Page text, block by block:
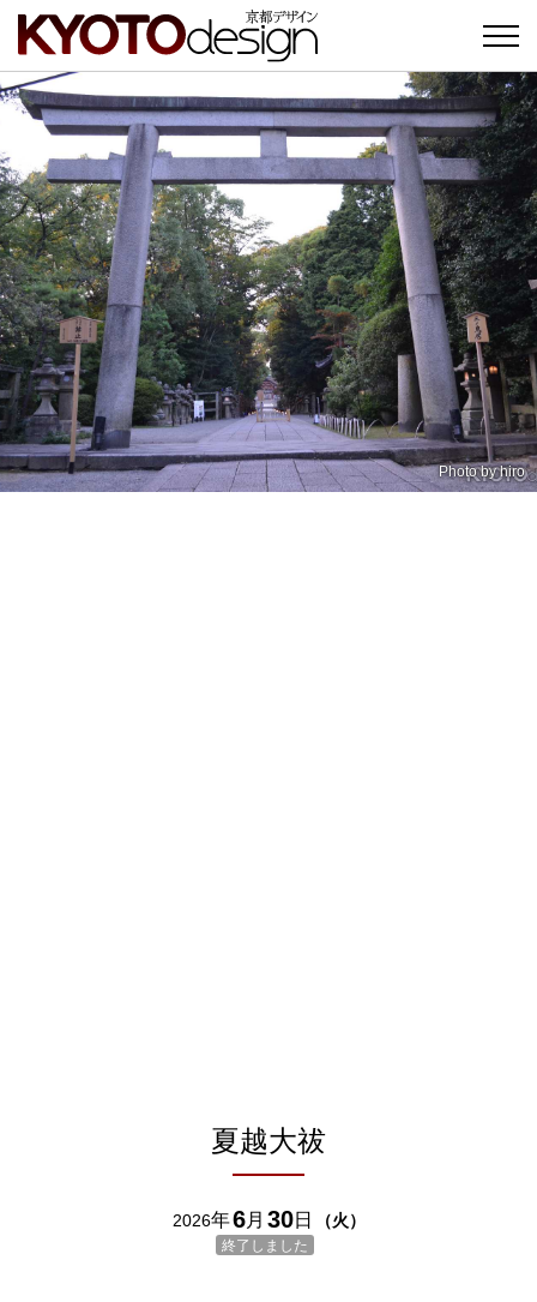
Photo byhiro
夏越大祓
終了しました
2026年6月 30日 （火）